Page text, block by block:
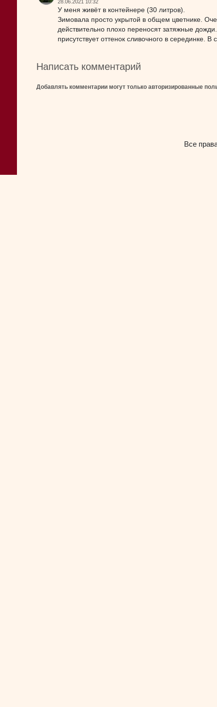
28.06.2021 10:32
У меня живёт в контейнере (30 литров).
Зимовала просто укрытой в общем цветнике.
действительно плохо переносят затяжные
присутствует оттенок сливочного в серединке.
Написать комментарий
Добавлять комментарии могут только авторизированные
Все